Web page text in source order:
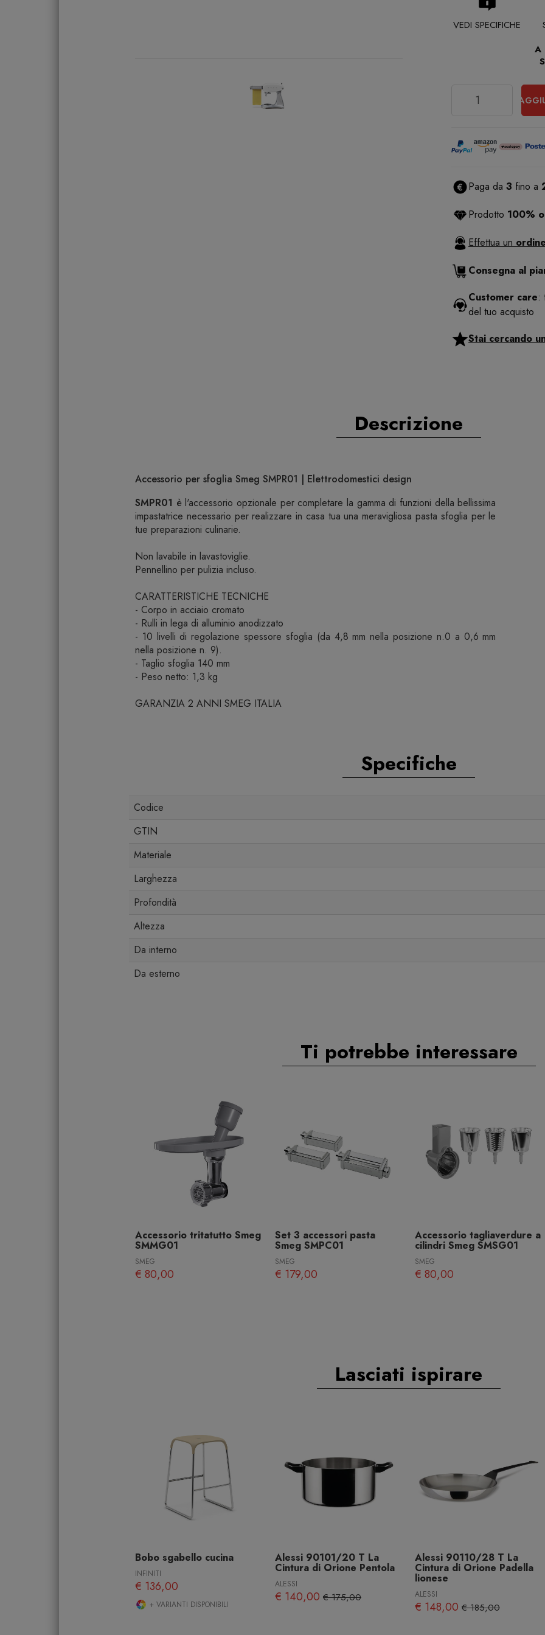
VEDI SPECIFICHE
A
Paga da 3 fino a
Prodotto 100%
Effettua un
Consegna al
Customer care:
del tuo acquisto
Stai cercando
Descrizione
Accessorio per sfoglia Smeg SMPR01 | Elettrodomestici design
SMPR01 è l'accessorio opzionale per completare la gamma di funzioni della bellissima
impastatrice necessario per realizzare in casa tua una meravigliosa pasta sfoglia per le
tue preparazioni culinarie.
Non lavabile in lavastoviglie.
Pennellino per pulizia incluso.
CARATTERISTICHE TECNICHE
- Corpo in acciaio cromato
- Rulli in lega di alluminio anodizzato
- 10 livelli di regolazione spessore sfoglia (da 4,8 mm nella posizione n.0 a 0,6 mm
nella posizione n. 9).
- Taglio sfoglia 140 mm
- Peso netto: 1,3 kg
GARANZIA 2 ANNI SMEG ITALIA
Specifiche
Codice
GTIN
Materiale
Larghezza
Profondità
Altezza
Da interno
Da esterno
Ti potrebbe interessare
Accessorio tritatutto Smeg
SMMG01
SMEG
€ 80,00
Set 3 accessori pasta
Smeg SMPC01
SMEG
€ 179,00
Accessorio tagliaverdure a
cilindri Smeg SMSG01
SMEG
€ 80,00
Lasciati ispirare
Bobo sgabello cucina
INFINITI
€ 136,00
+ VARIANTI DISPONIBILI
Alessi 90101/20 T La
Cintura di Orione Pentola
ALESSI
€ 140,00 € 175,00
Alessi 90110/28 T La
Cintura di Orione Padella
lionese
ALESSI
€ 148,00 € 185,00